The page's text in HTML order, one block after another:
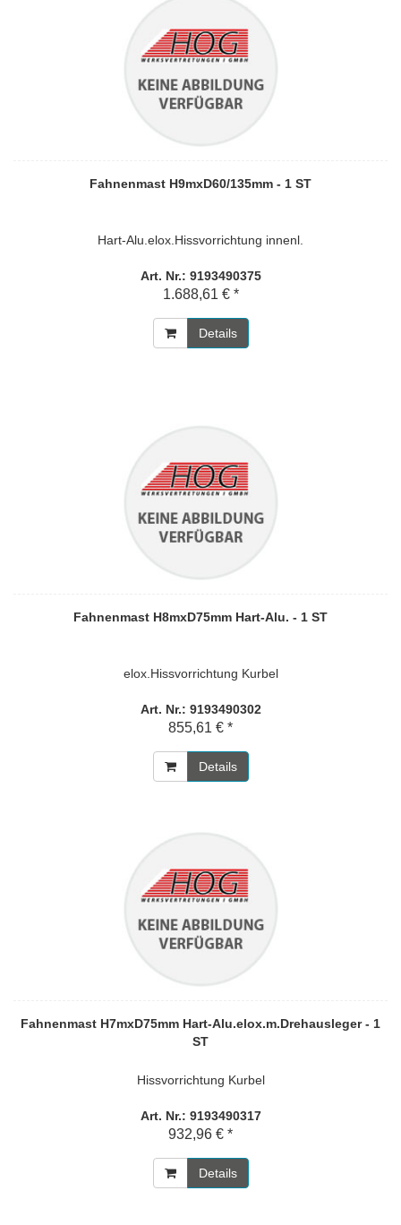
Fahnenmast H9mxD60/135mm - 1 ST
Hart-Alu.elox.Hissvorrichtung innenl.
Art. Nr.: 9193490375
1.688,61 € *
Details
Fahnenmast H8mxD75mm Hart-Alu. - 1 ST
elox.Hissvorrichtung Kurbel
Art. Nr.: 9193490302
855,61 € *
Details
Fahnenmast H7mxD75mm Hart-Alu.elox.m.Drehausleger - 1
ST
Hissvorrichtung Kurbel
Art. Nr.: 9193490317
932,96 € *
Details